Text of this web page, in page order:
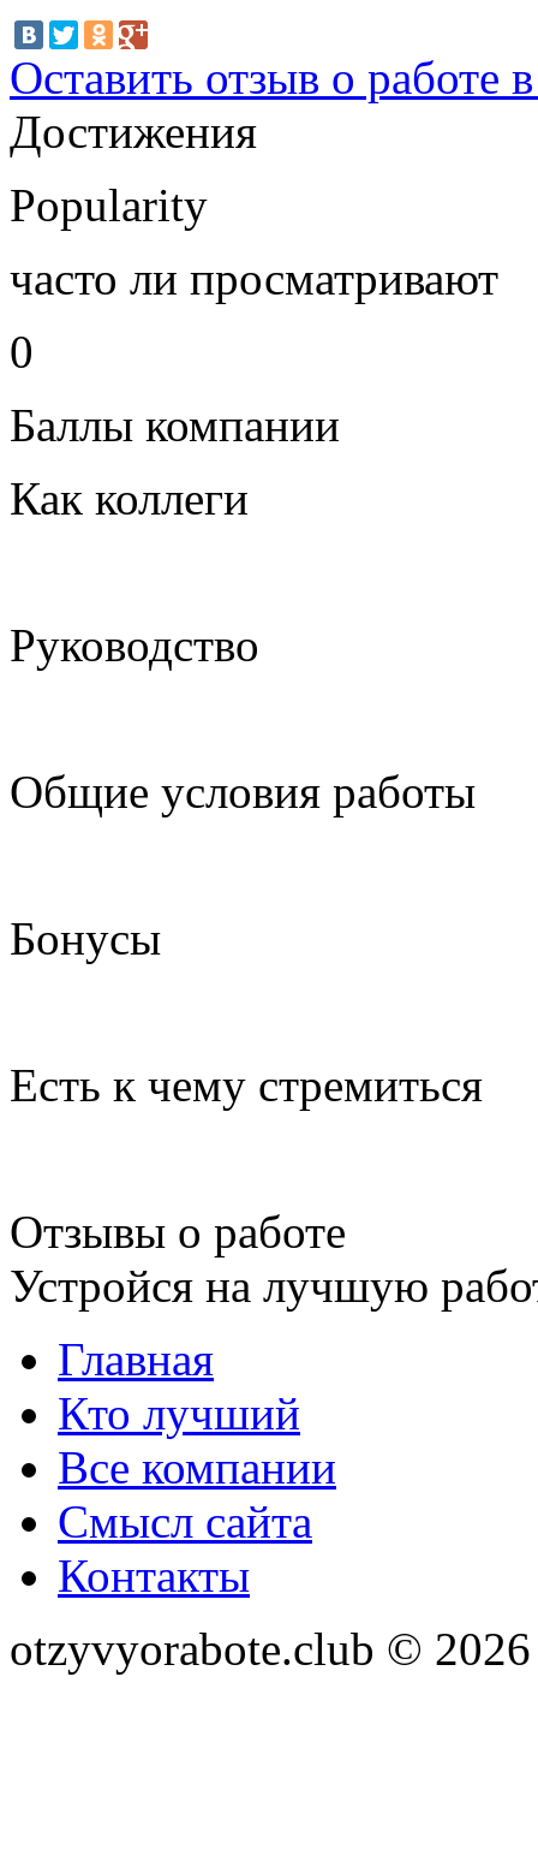
Оставить отзыв о работе
Достижения
Popularity
часто ли просматривают
0
Баллы компании
Как коллеги
Руководство
Общие условия работы
Бонусы
Есть к чему стремиться
Отзывы о работе
Устройся на лучшую
Главная
Кто лучший
Все компании
Смысл сайта
Контакты
otzyvyorabote.club © 2026